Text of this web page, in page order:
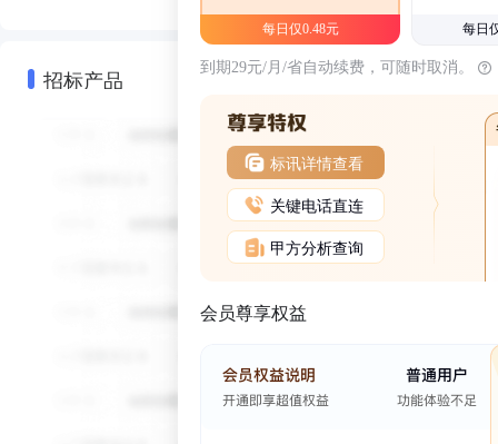
招标产品
每日仅0.48元 每日
到期29元/月/省自动续费，可随时取消。
标讯详情查看
关键电话直连
甲方分析查询
会员尊享权益